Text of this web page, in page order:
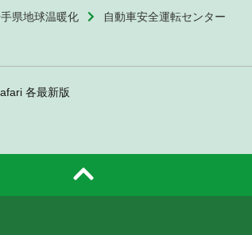
県地球温暖化
自動車安全運転センター
各最新版